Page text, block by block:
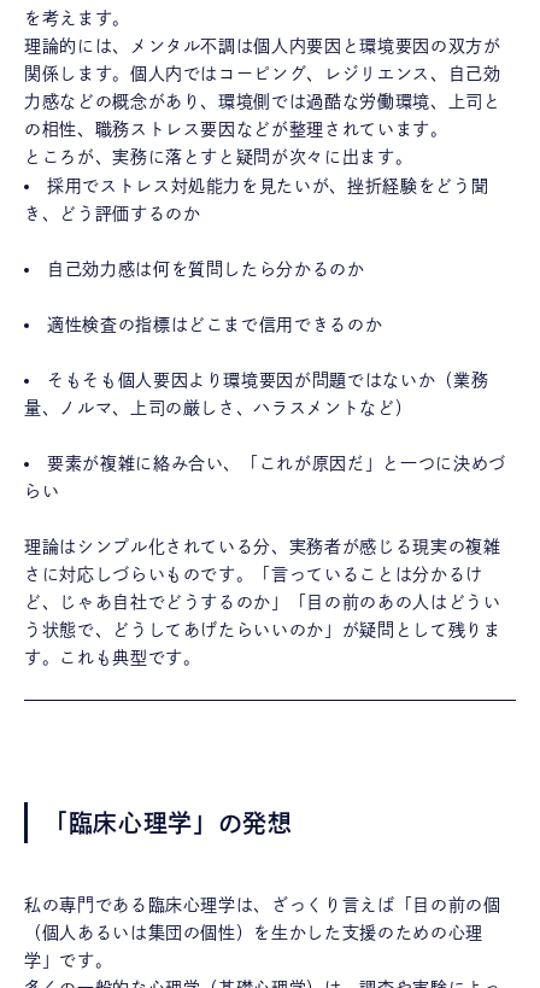
を考えます。
理論的には、メンタル不調は個人内要因と環境要因の双方が
関係します。個人内ではコーピング、レジリエンス、自己効
力感などの概念があり、環境側では過酷な労働環境、上司と
の相性、職務ストレス要因などが整理されています。
ところが、実務に落とすと疑問が次々に出ます。
採用でストレス対処能力を見たいが、挫折経験をどう聞
き、どう評価するのか
自己効力感は何を質問したら分かるのか
適性検査の指標はどこまで信用できるのか
そもそも個人要因より環境要因が問題ではないか（業務
量、ノルマ、上司の厳しさ、ハラスメントなど）
要素が複雑に絡み合い、「これが原因だ」と一つに決めづ
らい
理論はシンプル化されている分、実務者が感じる現実の複雑
さに対応しづらいものです。「言っていることは分かるけ
ど、じゃあ自社でどうするのか」「目の前のあの人はどうい
う状態で、どうしてあげたらいいのか」が疑問として残りま
す。これも典型です。
「臨床心理学」の発想
私の専門である臨床心理学は、ざっくり言えば「目の前の個
（個人あるいは集団の個性）を生かした支援のための心理
学」です。